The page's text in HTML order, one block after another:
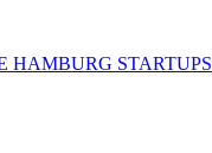
HAMBURG STARTUPS